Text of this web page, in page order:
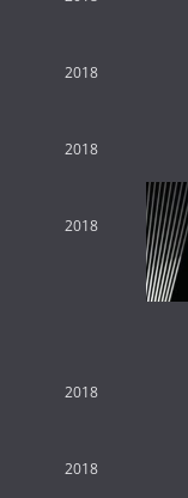
2018
2018
2018
2018
2018